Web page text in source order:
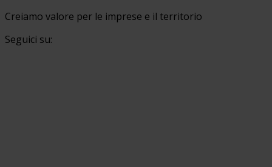
Creiamo valore per le imprese e il territorio
Seguici su: